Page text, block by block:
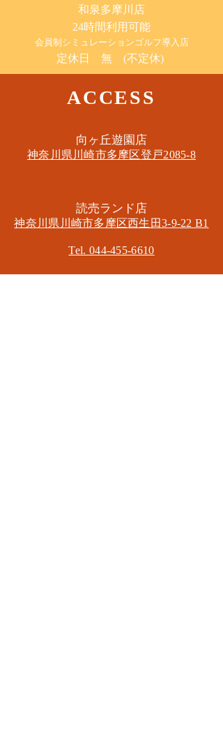
​和泉多摩川店
24時間利用可能
​会員制シミュレーションゴルフ導入店
定休日 無 (不定休)
ACCESS
​向ヶ丘遊園店
神奈川県川崎市多摩区​登戸2085-8
​読売ランド店
神奈川県川崎市多摩区​西生田3-9-22 B1
Tel. 044-455-6610